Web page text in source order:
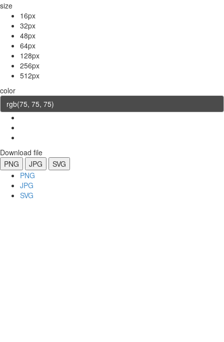
size
16px
32px
48px
64px
128px
256px
512px
color
Download file
PNG
JPG
SVG
PNG
JPG
SVG